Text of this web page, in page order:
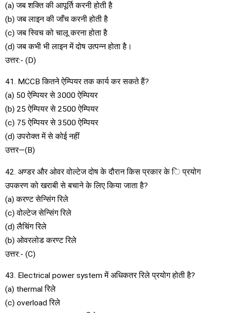
(a) जब शक्ति की आपूर्ति करनी होती है
(b) जब लाइन की जाँच करनी होती है
(c) जब स्विच को चालू करना होता है
(d) जब कभी भी लाइन में दोष उत्पन्न होता है।
उत्तर:- (D)
41. MCCB कितने ऐम्पियर तक कार्य कर सकते हैं?
(a) 50 ऐम्पियर से 3000 ऐम्पियर
(b) 25 ऐम्पियर से 2500 ऐम्पियर
(c) 75 ऐम्पियर से 3500 ऐम्पियर
(d) उपरोक्त में से कोई नहीं
उत्तर—(B)
42. अण्डर और ओवर वोल्टेज दोष के दौरान किस प्रकार के ि प्रयोग
उपकरण को खराबी से बचाने के लिए किया जाता है?
(a) करण्ट सेन्सिंग रिले
(c) वोल्टेज सेन्सिंग रिले
(d) लैचिंग रिले
(b) ओवरलोड करण्ट रिले
उत्तर:- (C)
43. Electrical power system में अधिकतर रिले प्रयोग होती है?
(a) thermal रिले
(c) overload रिले